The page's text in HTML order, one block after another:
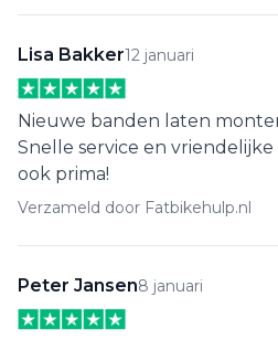
Lisa Bakker12 januari
Nieuwe banden laten
Snelle service en
ook prima!
Verzameld door Fatbikehulp.nl
Peter Jansen8 januari